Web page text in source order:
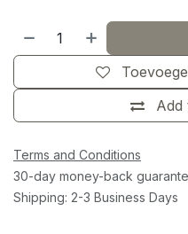
Add
Terms and Conditions
30-day money-back
Shipping: 2-3 Business Days